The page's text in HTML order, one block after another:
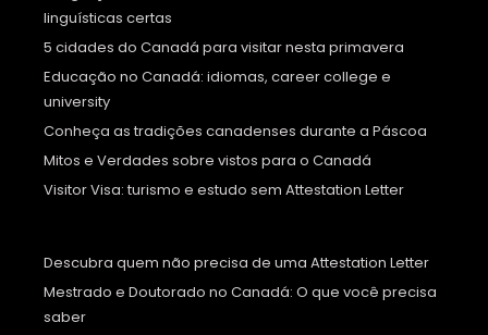
linguísticas certas
5 cidades do Canadá para visitar nesta primavera
Educação no Canadá: idiomas, career college e
university
Conheça as tradições canadenses durante a Páscoa
Mitos e Verdades sobre vistos para o Canadá
Visitor Visa: turismo e estudo sem Attestation Letter
Descubra quem não precisa de uma Attestation Letter
Mestrado e Doutorado no Canadá: O que você precisa
saber